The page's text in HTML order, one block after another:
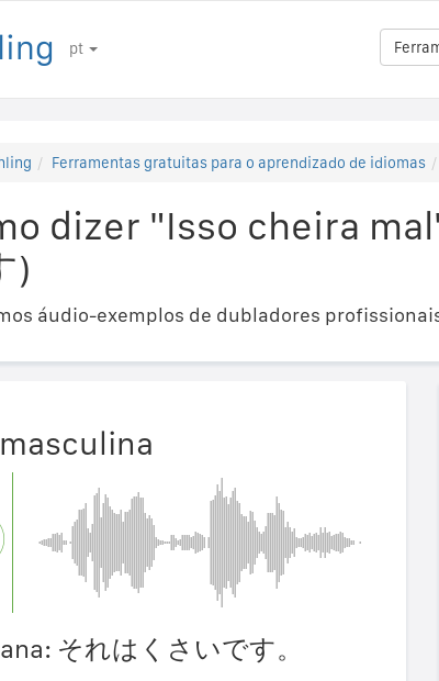
pt
Ferramentas gratuitas para o aprendizado de idiomas
dizer "Isso cheira
)
áudio-exemplos de dubladores
それはくさいです。